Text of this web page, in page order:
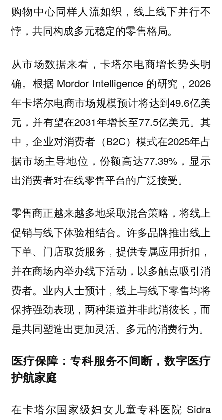
购物中心同样人流如织，线上线下并行不
悖，共同构成多元稳定的零售格局。
从市场数据来看，卡塔尔电商增长势头明
确。根据 Mordor Intelligence 的研究，2026
年卡塔尔电商市场规模预计将达到49.6亿美
元，并有望在2031年增长至77.5亿美元。其
中，企业对消费者（B2C）模式在2025年占
据市场主导地位，份额高达77.39%，显示
出消费者对在线零售平台的广泛接受。
零售商正越来越多地采取混合策略，将线上
促销与线下体验相结合。许多品牌推出线上
下单、门店取货服务，提供专属应用折扣，
并在商场内举办线下活动，以多触点吸引消
费者。业内人士预计，线上与线下零售均将
保持强劲表现，两种渠道并非此消彼长，而
是共同塑造出更加灵活、多元的消费行为。
医疗保障：专科服务不间断，数字医疗
护航家庭
在卡塔尔国家级妇女儿童专科医院 Sidra